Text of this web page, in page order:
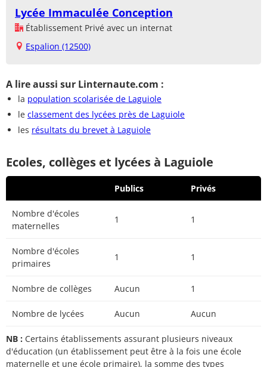
Lycée Immaculée Conception
Établissement Privé avec un internat
Espalion (12500)
A lire aussi sur Linternaute.com :
la population scolarisée de Laguiole
le classement des lycées près de Laguiole
les résultats du brevet à Laguiole
Ecoles, collèges et lycées à Laguiole
Publics Privés
Nombre d'écoles
maternelles
1 1
Nombre d'écoles
primaires
1 1
Nombre de collèges Aucun 1
Nombre de lycées Aucun Aucun
NB : Certains établissements assurant plusieurs niveaux
d'éducation (un établissement peut être à la fois une école
maternelle et une école primaire), la somme des types